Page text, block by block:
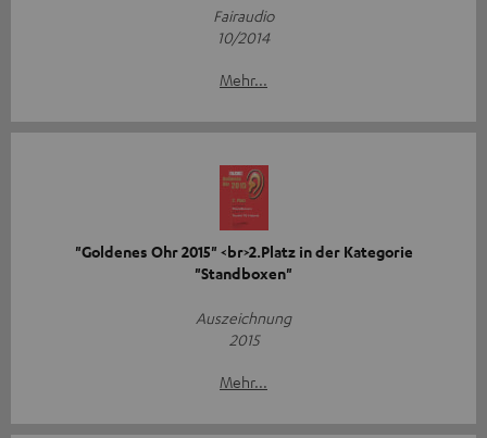
Fairaudio
10/2014
Mehr...
"Goldenes Ohr 2015" <br>2.Platz in der Kategorie
"Standboxen"
Auszeichnung
2015
Mehr...